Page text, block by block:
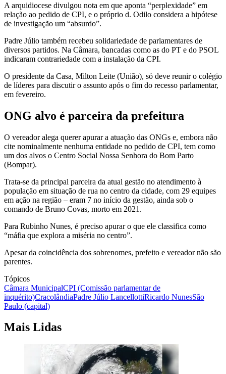
A arquidiocese divulgou nota em que aponta “perplexidade” em
relação ao pedido de CPI, e o próprio d. Odilo considera a hipótese
de investigação um “absurdo”.
Padre Júlio também recebeu solidariedade de parlamentares de
diversos partidos. Na Câmara, bancadas como as do PT e do PSOL
indicaram contrariedade com a instalação da CPI.
O presidente da Casa, Milton Leite (União), só deve reunir o colégio
de líderes para discutir o assunto após o fim do recesso parlamentar,
em fevereiro.
ONG alvo é parceira da prefeitura
O vereador alega querer apurar a atuação das ONGs e, embora não
cite nominalmente nenhuma entidade no pedido de CPI, tem como
um dos alvos o Centro Social Nossa Senhora do Bom Parto
(Bompar).
Trata-se da principal parceira da atual gestão no atendimento à
população em situação de rua no centro da cidade, com 29 equipes
em ação na região – eram 7 no início da gestão, ainda sob o
comando de Bruno Covas, morto em 2021.
Para Rubinho Nunes, é preciso apurar o que ele classifica como
“máfia que explora a miséria no centro”.
Apesar da coincidência dos sobrenomes, prefeito e vereador não são
parentes.
Tópicos
Câmara MunicipalCPI (Comissão parlamentar de
inquérito)CracolândiaPadre Júlio LancellottiRicardo NunesSão
Paulo (capital)
Mais Lidas